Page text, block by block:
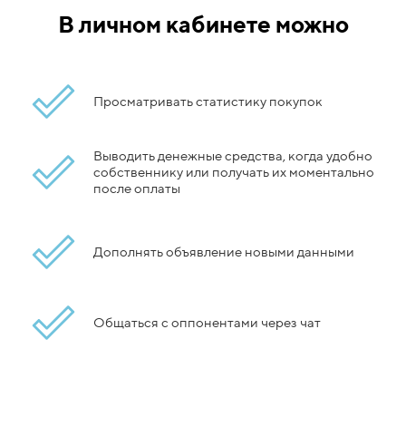
В личном кабинете можно
Просматривать статистику покупок
Выводить денежные средства, когда удобно
собственнику или получать их моментально
после оплаты
Дополнять объявление новыми данными
Общаться с оппонентами через чат